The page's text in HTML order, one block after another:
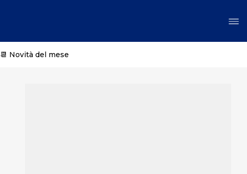
📆 Novità del mese